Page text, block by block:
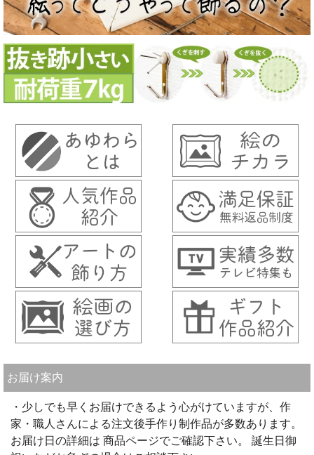
お届け案内
・少しでも早くお届けできるよう心がけていますが、作
家・職人さんによる注文後手作り制作品が多数あります。
お届け日の詳細は 商品ページでご確認下さい。 誕生日御